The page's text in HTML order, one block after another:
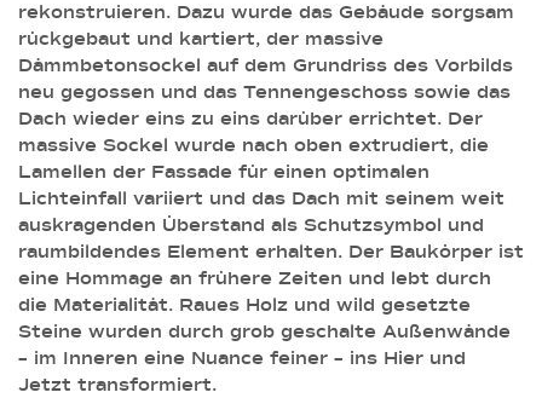
rekonstruieren. Dazu wurde das Gebäude sorgsam
rückgebaut und kartiert, der massive
Dämmbetonsockel auf dem Grundriss des Vorbilds
neu gegossen und das Tennengeschoss sowie das
Dach wieder eins zu eins darüber errichtet. Der
massive Sockel wurde nach oben extrudiert, die
Lamellen der Fassade für einen optimalen
Lichteinfall variiert und das Dach mit seinem weit
auskragenden Überstand als Schutzsymbol und
raumbildendes Element erhalten. Der Baukörper ist
eine Hommage an frühere Zeiten und lebt durch
die Materialität. Raues Holz und wild gesetzte
Steine wurden durch grob geschalte Außenwände
– im Inneren eine Nuance feiner – ins Hier und
Jetzt transformiert.